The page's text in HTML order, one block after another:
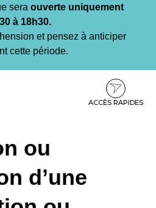
sera ouverte uniquement
à 18h30.
et pensez à anticiper
cette période.
ACCÈS RAPIDES
ou
d’une